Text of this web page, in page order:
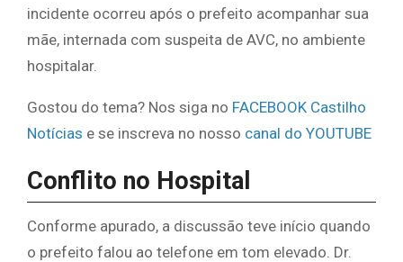
incidente ocorreu após o prefeito acompanhar sua
mãe, internada com suspeita de AVC, no ambiente
hospitalar.
Gostou do tema? Nos siga no FACEBOOK Castilho
Notícias e se inscreva no nosso canal do YOUTUBE
Conflito no Hospital
Conforme apurado, a discussão teve início quando
o prefeito falou ao telefone em tom elevado. Dr.